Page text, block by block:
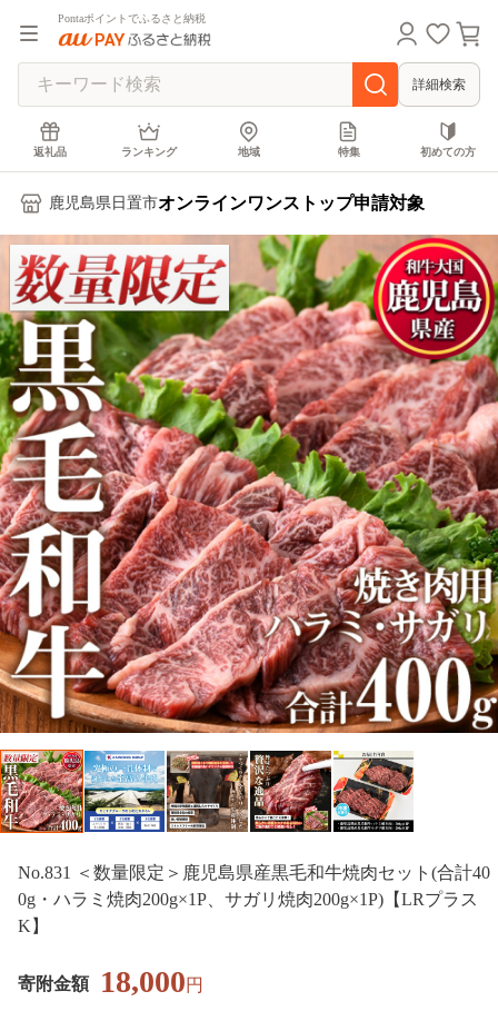
Pontaポイントでふるさと納税
詳細検索
返礼品 ランキング 地域 特集 初めての方
鹿児島県日置市オンラインワンストップ申請対象
No.831 ＜数量限定＞鹿児島県産黒毛和牛焼肉セット(合計40
0g・ハラミ焼肉200g×1P、サガリ焼肉200g×1P)【LRプラス
K】
寄附金額 18,000円